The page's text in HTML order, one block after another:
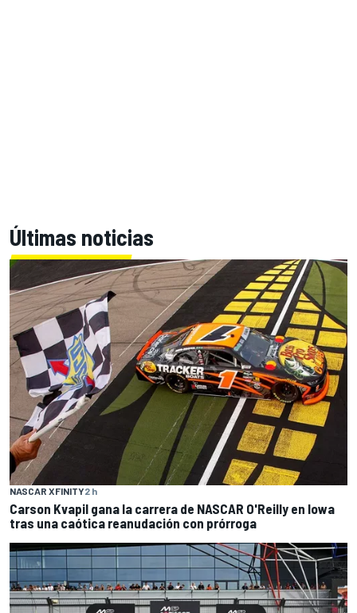
Últimas noticias
NASCAR XFINITY2 h
Carson Kvapil gana la carrera de NASCAR O'Reilly en Iowa
tras una caótica reanudación con prórroga